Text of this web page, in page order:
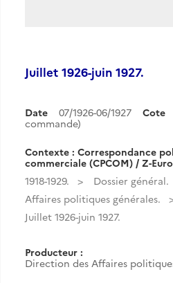
Juillet 1926-juin 1927.
Date 07/1926-06/1927 Cote
commande)
Contexte : Correspondance
commerciale (CPCOM) / Z-
1918-1929.
Dossier général.
Affaires politiques générales.
Juillet 1926-juin 1927.
Producteur :
Direction des Affaires